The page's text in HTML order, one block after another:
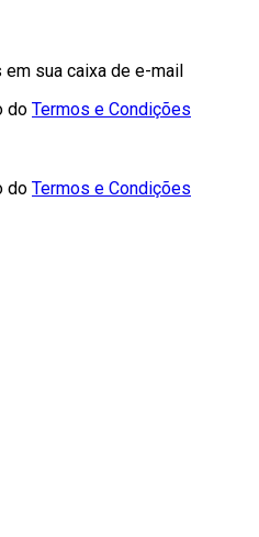
sua caixa de e-mail
do Termos e Condições
do Termos e Condições